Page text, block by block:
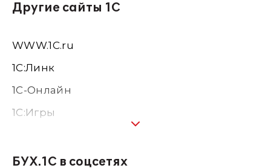
Другие сайты 1С
WWW.1С.ru
1С:Линк
1С-Онлайн
1C:Игры
1С:Консалтинг
БУХ.1С в соцсетях